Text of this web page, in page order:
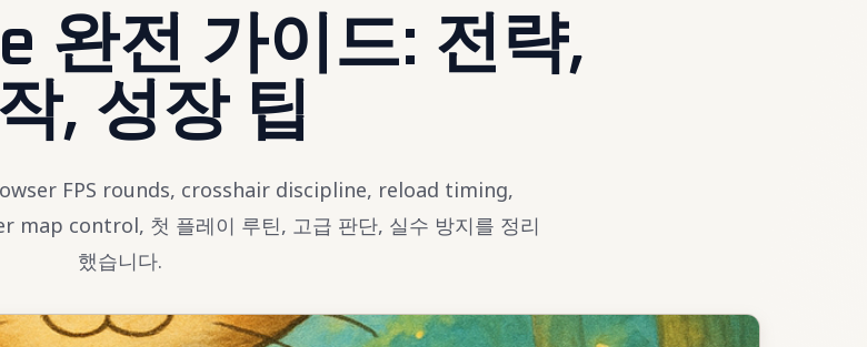
완전 가이드: 전략,
, 성장 팁
FPS rounds, crosshair discipline, reload timing,
control, 첫 플레이 루틴, 고급 판단, 실수 방지를 정리
했습니다.